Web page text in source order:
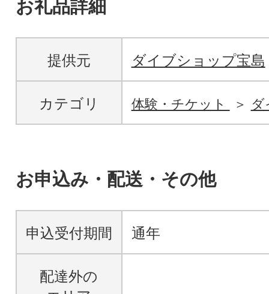
お礼品詳細
提供元 ダイブショップ宝島
カテゴリ 体験・チケット ダ
お申込み・配送・その他
申込受付期間 通年
配達外の